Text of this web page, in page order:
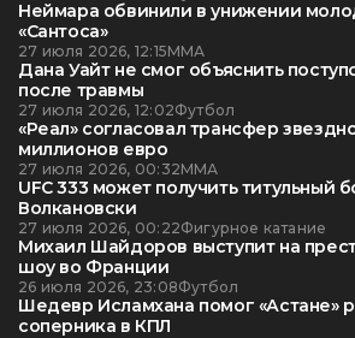
Неймара обвинили в унижении
«Сантоса»
27 июля 2026, 12:15ММА
Дана Уайт не смог объяснить
после травмы
27 июля 2026, 12:02Футбол
«Реал» согласовал трансфер
миллионов евро
27 июля 2026, 00:32ММА
UFC 333 может получить титульный
Волкановски
27 июля 2026, 00:22Фигурное катание
Михаил Шайдоров выступит на
шоу во Франции
26 июля 2026, 23:08Футбол
Шедевр Исламхана помог «Астане»
соперника в КПЛ